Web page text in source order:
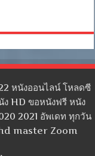
หนังออนไลน์ โหลดซี
HD ขอหนังฟรี หนัง
2021 อัพเดท ทุกวัน
master Zoom